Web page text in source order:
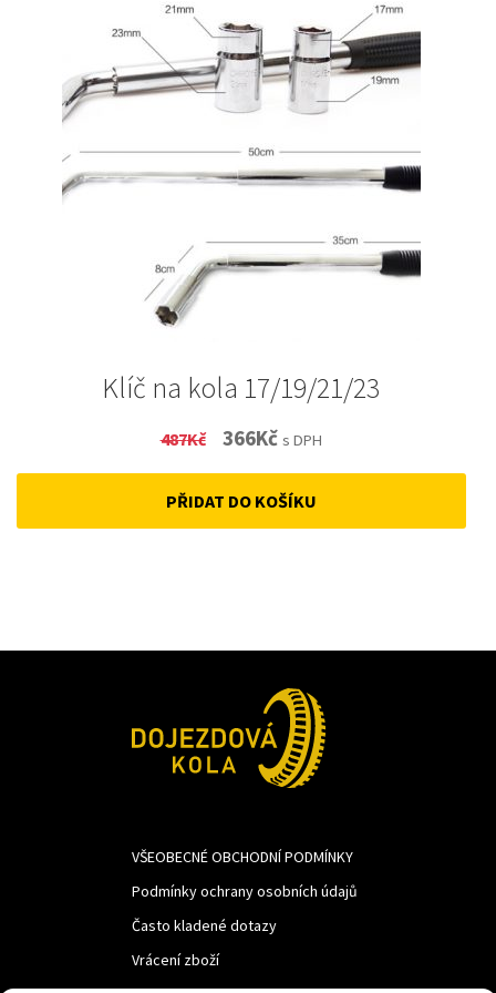
Klíč na kola 17/19/21/23
487Kč
Original
price
was:
366KčCurrent
price
is:
s DPH
PŘIDAT DO KOŠÍKU
VŠEOBECNÉ OBCHODNÍ PODMÍNKY
Podmínky ochrany osobních údajů
Často kladené dotazy
Vrácení zboží